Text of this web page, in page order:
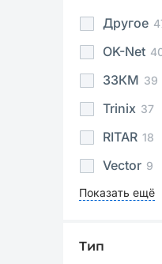
Другое
OK-Net
ЗЗКМ 39
Trinix 37
RITAR 18
Vector 9
Показать ещё
Тип